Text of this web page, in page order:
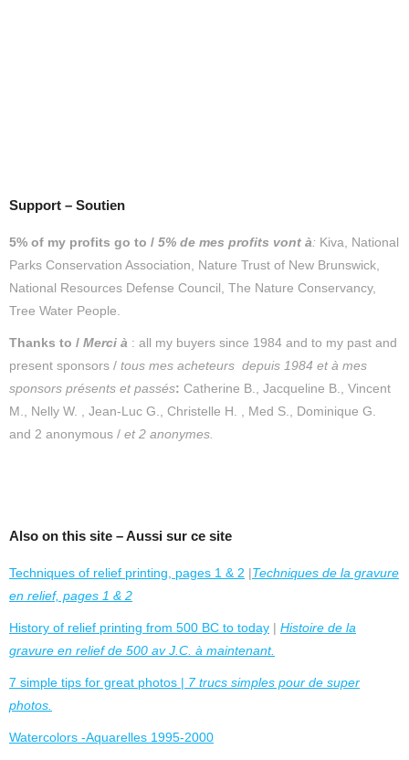
Support – Soutien
5% of my profits go to / 5% de mes profits vont à: Kiva, National
Parks Conservation Association, Nature Trust of New Brunswick,
National Resources Defense Council, The Nature Conservancy,
Tree Water People.
Thanks to / Merci à : all my buyers since 1984 and to my past and
present sponsors / tous mes acheteurs depuis 1984 età mes
sponsors présents et passés: Catherine B., Jacqueline B., Vincent
M., Nelly W. , Jean-Luc G., Christelle H. , Med S., Dominique G.
and 2 anonymous / et 2 anonymes.
Also on this site – Aussi sur ce site
Techniques of relief printing, pages 1 & 2 |Techniques de la gravure
en relief, pages 1 & 2
History of relief printing from 500 BC to today | Histoire de la
gravure en relief de 500 av J.C. à maintenant.
7 simple tips for great photos | 7 trucs simples pour de super
photos.
Watercolors -Aquarelles 1995-2000